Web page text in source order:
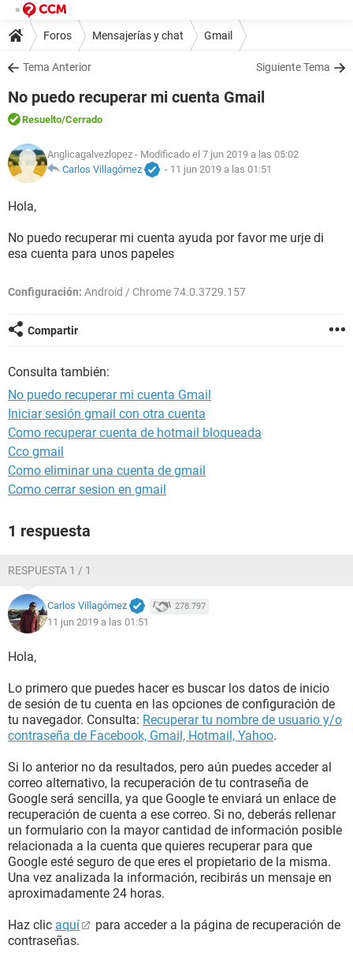
Foros Mensajerías y chat Gmail
Tema Anterior Siguiente Tema
No puedo recuperar mi cuenta Gmail
Resuelto/Cerrado
Anglicagalvezlopez - Modificado el 7 jun 2019 a las 05:02
Carlos Villagómez
- 11 jun 2019 a las 01:51
Hola,
No puedo recuperar mi cuenta ayuda por favor me urje di
esa cuenta para unos papeles
Configuración: Android / Chrome 74.0.3729.157
Compartir
Consulta también:
No puedo recuperar mi cuenta Gmail
Iniciar sesión gmail con otra cuenta
Como recuperar cuenta de hotmail bloqueada
Cco gmail
Como eliminar una cuenta de gmail
Como cerrar sesion en gmail
1 respuesta
RESPUESTA 1 / 1
Carlos Villagómez 278.797
11 jun 2019 a las 01:51
Hola,
Lo primero que puedes hacer es buscar los datos de inicio
de sesión de tu cuenta en las opciones de configuración de
tu navegador. Consulta: Recuperar tu nombre de usuario y/o
contraseña de Facebook, Gmail, Hotmail, Yahoo.
Si lo anterior no da resultados, pero aún puedes acceder al
correo alternativo, la recuperación de tu contraseña de
Google será sencilla, ya que Google te enviará un enlace de
recuperación de cuenta a ese correo. Si no, deberás rellenar
un formulario con la mayor cantidad de información posible
relacionada a la cuenta que quieres recuperar para que
Google esté seguro de que eres el propietario de la misma.
Una vez analizada la información, recibirás un mensaje en
aproximadamente 24 horas.
Haz clic aquí
para acceder a la página de recuperación de
contraseñas.